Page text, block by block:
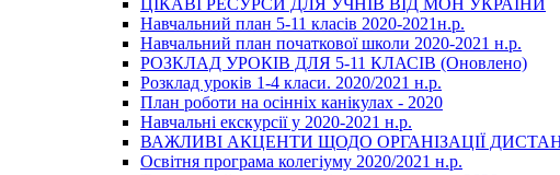
ЦІКАВІ РЕСУРСИ ДЛЯ УЧНІВ ВІД МОН УКРАЇНИ
Навчальний план 5-11 класів 2020-2021н.р.
Навчальний план початкової школи 2020-2021 н.р.
РОЗКЛАД УРОКІВ ДЛЯ 5-11 КЛАСІВ (Оновлено)
Розклад уроків 1-4 класи. 2020/2021 н.р.
План роботи на осінніх канікулах - 2020
Навчальні екскурсії у 2020-2021 н.р.
ВАЖЛИВІ АКЦЕНТИ ЩОДО ОРГАНІЗАЦІЇ
Освітня програма колегіуму 2020/2021 н.р.